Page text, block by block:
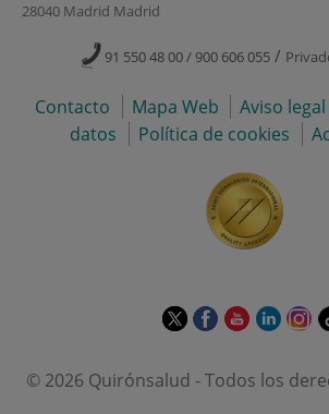
28040 Madrid Madrid
91 550 48 00 / 900 606 055 /
Contacto Mapa Web Aviso legal
datos
Política de cookies
Este
abrirá
Este
abrirá
Este
abrirá
Este
abrirá
© 2026 Quirónsalud - Todos los